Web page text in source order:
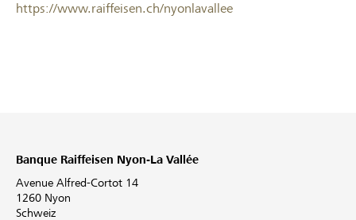
https://www.raiffeisen.ch/nyonlavallee
Banque Raiffeisen Nyon-La Vallée
Avenue Alfred-Cortot 14
1260 Nyon
Schweiz